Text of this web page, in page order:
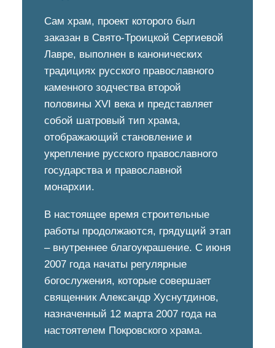
Сам храм, проект которого был
заказан в Свято-Троицкой Сергиевой
Лавре, выполнен в канонических
традициях русского православного
каменного зодчества второй
половины XVI века и представляет
собой шатровый тип храма,
отображающий становление и
укрепление русского православного
государства и православной
монархии.
В настоящее время строительные
работы продолжаются, грядущий этап
– внутреннее благоукрашение. С июня
2007 года начаты регулярные
богослужения, которые совершает
священник Александр Хуснутдинов,
назначенный 12 марта 2007 года на
настоятелем Покровского храма.